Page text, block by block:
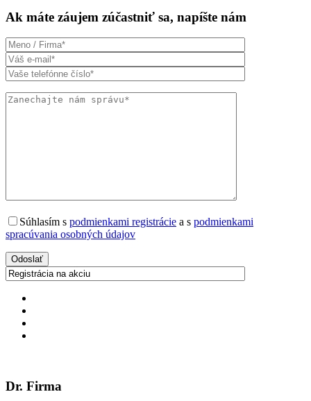
Ak máte záujem zúčastniť sa, napíšte nám
Súhlasím s podmienkami registrácie a s podmienkami
spracúvania osobných údajov
Dr. Firma